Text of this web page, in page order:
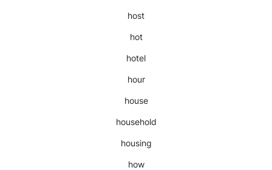
host
hot
hotel
hour
house
household
housing
how